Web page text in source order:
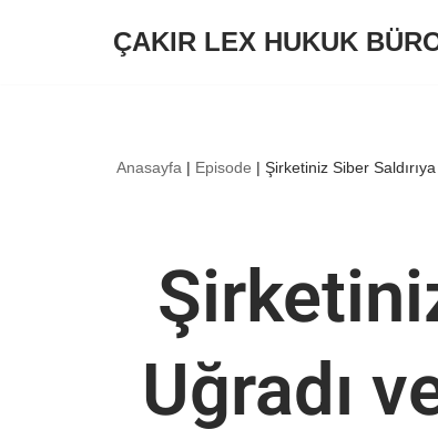
ÇAKIR LEX HUKUK
Anasayfa | Episode | Şirketiniz Siber
Uğradı